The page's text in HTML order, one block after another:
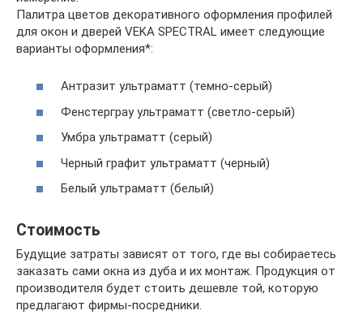
Палитра цветов декоративного оформления профилей
для окон и дверей VEKA SPECTRAL имеет следующие
варианты оформления*:
Антразит ультраматт (темно-серый)
Фенстерграу ультраматт (светло-серый)
Умбра ультраматт (серый)
Черный графит ультраматт (черный)
Белый ультраматт (белый)
Стоимость
Будущие затраты зависят от того, где вы собираетесь
заказать сами окна из дуба и их монтаж. Продукция от
производителя будет стоить дешевле той, которую
предлагают фирмы-посредники.